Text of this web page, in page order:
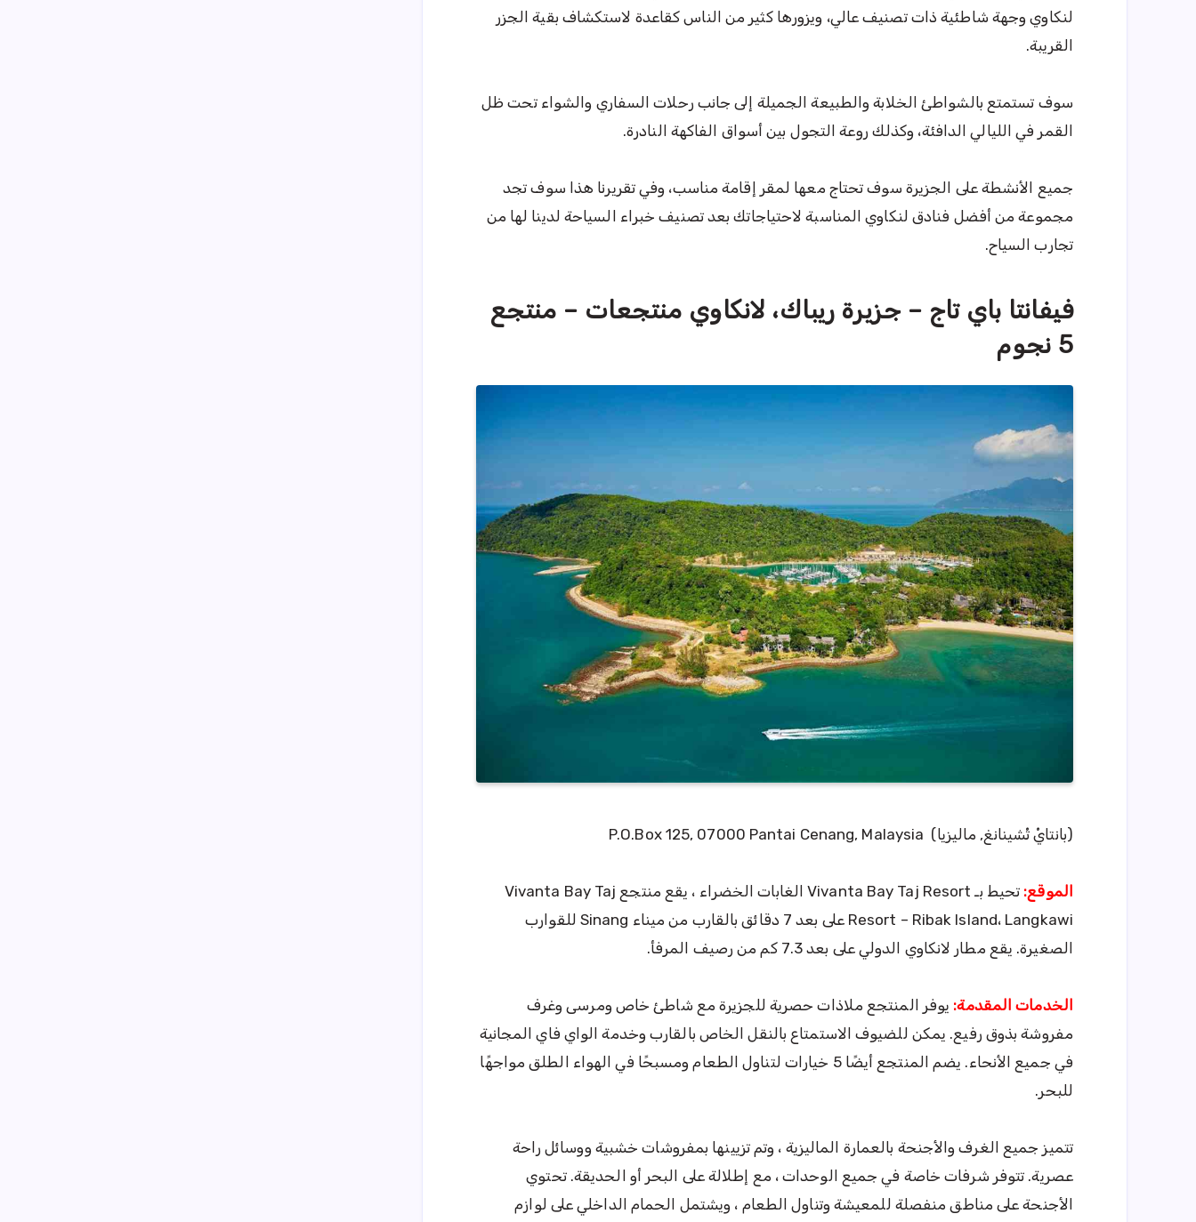
لنكاوي وجهة شاطئية ذات تصنيف عالي، ويزورها كثير من الناس كقاعدة لاستكشاف بقية الجزر
القريبة.
سوف تستمتع بالشواطئ الخلابة والطبيعة الجميلة إلى جانب رحلات السفاري والشواء تحت ظل
القمر في الليالي الدافئة، وكذلك روعة التجول بين أسواق الفاكهة النادرة.
جميع الأنشطة على الجزيرة سوف تحتاج معها لمقر إقامة مناسب، وفي تقريرنا هذا سوف تجد
مجموعة من أفضل فنادق لنكاوي المناسبة لاحتياجاتك بعد تصنيف خبراء السياحة لدينا لها من
تجارب السياح.
فيفانتا باي تاج – جزيرة ريباك، لانكاوي منتجعات – منتجع
5 نجوم
(بانتايْ تْشينانغ, ماليزيا) P.O.Box 125, 07000 Pantai Cenang, Malaysia
الموقع:
تحيط بـ Vivanta Bay Taj Resort الغابات الخضراء ، يقع منتجع Vivanta Bay Taj
Resort – Ribak Island، Langkawi على بعد 7 دقائق بالقارب من ميناء Sinang للقوارب
الصغيرة. يقع مطار لانكاوي الدولي على بعد 7.3 كم من رصيف المرفأ.
الخدمات المقدمة: يوفر المنتجع ملاذات حصرية للجزيرة مع شاطئ خاص ومرسى وغرف
مفروشة بذوق رفيع. يمكن للضيوف الاستمتاع بالنقل الخاص بالقارب وخدمة الواي فاي المجانية
في جميع الأنحاء. يضم المنتجع أيضًا 5 خيارات لتناول الطعام ومسبحًا في الهواء الطلق مواجهًا
للبحر.
تتميز جميع الغرف والأجنحة بالعمارة الماليزية ، وتم تزيينها بمفروشات خشبية ووسائل راحة
عصرية. تتوفر شرفات خاصة في جميع الوحدات ، مع إطلالة على البحر أو الحديقة. تحتوي
الأجنحة على مناطق منفصلة للمعيشة وتناول الطعام ، ويشتمل الحمام الداخلي على لوازم